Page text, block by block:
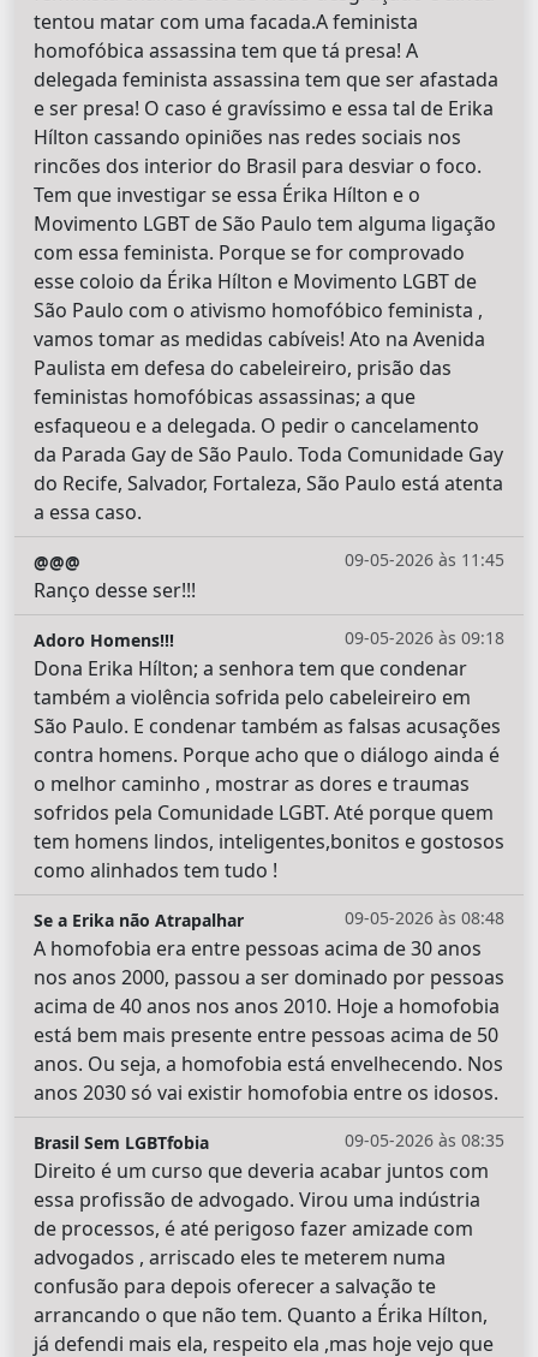
tentou matar com uma facada.A feminista
homofóbica assassina tem que tá presa! A
delegada feminista assassina tem que ser afastada
e ser presa! O caso é gravíssimo e essa tal de Erika
Hílton cassando opiniões nas redes sociais nos
rincões dos interior do Brasil para desviar o foco.
Tem que investigar se essa Érika Hílton e o
Movimento LGBT de São Paulo tem alguma ligação
com essa feminista. Porque se for comprovado
esse coloio da Érika Hílton e Movimento LGBT de
São Paulo com o ativismo homofóbico feminista ,
vamos tomar as medidas cabíveis! Ato na Avenida
Paulista em defesa do cabeleireiro, prisão das
feministas homofóbicas assassinas; a que
esfaqueou e a delegada. O pedir o cancelamento
da Parada Gay de São Paulo. Toda Comunidade Gay
do Recife, Salvador, Fortaleza, São Paulo está atenta
a essa caso.
09-05-2026 às 11:45
@@@
Ranço desse ser!!!
09-05-2026 às 09:18
Adoro Homens!!!
Dona Erika Hílton; a senhora tem que condenar
também a violência sofrida pelo cabeleireiro em
São Paulo. E condenar também as falsas acusações
contra homens. Porque acho que o diálogo ainda é
o melhor caminho , mostrar as dores e traumas
sofridos pela Comunidade LGBT. Até porque quem
tem homens lindos, inteligentes,bonitos e gostosos
como alinhados tem tudo !
09-05-2026 às 08:48
Se a Erika não Atrapalhar
A homofobia era entre pessoas acima de 30 anos
nos anos 2000, passou a ser dominado por pessoas
acima de 40 anos nos anos 2010. Hoje a homofobia
está bem mais presente entre pessoas acima de 50
anos. Ou seja, a homofobia está envelhecendo. Nos
anos 2030 só vai existir homofobia entre os idosos.
09-05-2026 às 08:35
Brasil Sem LGBTfobia
Direito é um curso que deveria acabar juntos com
essa profissão de advogado. Virou uma indústria
de processos, é até perigoso fazer amizade com
advogados , arriscado eles te meterem numa
confusão para depois oferecer a salvação te
arrancando o que não tem. Quanto a Érika Hílton,
já defendi mais ela, respeito ela ,mas hoje vejo que